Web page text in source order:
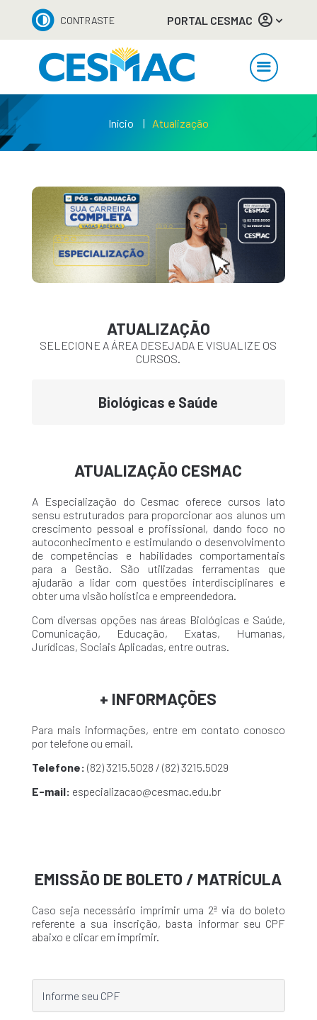
CONTRASTE PORTAL CESMAC
Início Atualização
ATUALIZAÇÃO
SELECIONE A ÁREA DESEJADA E VISUALIZE OS
CURSOS.
Biológicas e Saúde
ATUALIZAÇÃO CESMAC
A Especialização do Cesmac oferece cursos lato
sensu estruturados para proporcionar aos alunos um
crescimento pessoal e profissional, dando foco no
autoconhecimento e estimulando o desenvolvimento
de competências e habilidades comportamentais
para a Gestão. São utilizadas ferramentas que
ajudarão a lidar com questões interdisciplinares e
obter uma visão holística e empreendedora.
Com diversas opções nas áreas Biológicas e Saúde,
Comunicação, Educação, Exatas, Humanas,
Jurídicas, Sociais Aplicadas, entre outras.
+ INFORMAÇÕES
Para mais informações, entre em contato conosco
por telefone ou email.
Telefone: (82) 3215.5028 / (82) 3215.5029
E-mail: especializacao@cesmac.edu.br
EMISSÃO DE BOLETO / MATRÍCULA
Caso seja necessário imprimir uma 2ª via do boleto
referente a sua inscrição, basta informar seu CPF
abaixo e clicar em imprimir.